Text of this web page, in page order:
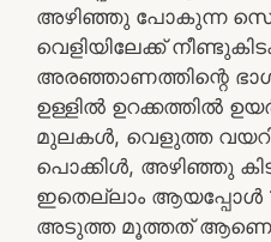
അഴിഞ്ഞു പോകുന്ന
വെളിയിലേക്ക്
അരഞ്ഞാണത്തിന്റെ
ഉള്ളിൽ ഉറക്കത്തിൽ
മുലകൾ, വെളുത്ത
പൊക്കിൾ, അഴിഞ്ഞു
ഇതെല്ലാം ആയപ്പോൾ
അടുത്ത മൂത്തത്